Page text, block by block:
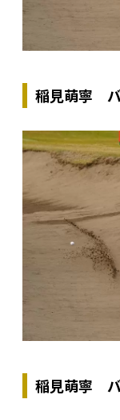
稲見萌寧
稲見萌寧